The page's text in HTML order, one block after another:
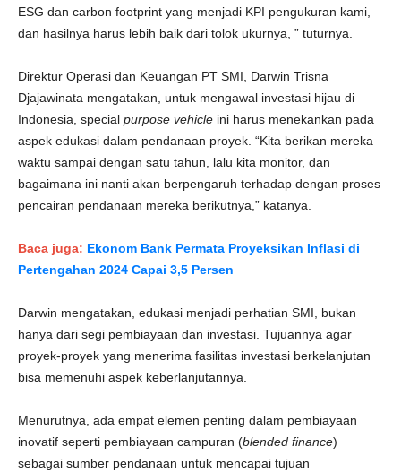
ESG dan carbon footprint yang menjadi KPI pengukuran kami,
dan hasilnya harus lebih baik dari tolok ukurnya, ” tuturnya.
Direktur Operasi dan Keuangan PT SMI, Darwin Trisna
Djajawinata mengatakan, untuk mengawal investasi hijau di
Indonesia, special purpose vehicle ini harus menekankan pada
aspek edukasi dalam pendanaan proyek. “Kita berikan mereka
waktu sampai dengan satu tahun, lalu kita monitor, dan
bagaimana ini nanti akan berpengaruh terhadap dengan proses
pencairan pendanaan mereka berikutnya,” katanya.
Baca juga: Ekonom Bank Permata Proyeksikan Inflasi di
Pertengahan 2024 Capai 3,5 Persen
Darwin mengatakan, edukasi menjadi perhatian SMI, bukan
hanya dari segi pembiayaan dan investasi. Tujuannya agar
proyek-proyek yang menerima fasilitas investasi berkelanjutan
bisa memenuhi aspek keberlanjutannya.
Menurutnya, ada empat elemen penting dalam pembiayaan
inovatif seperti pembiayaan campuran (blended finance)
sebagai sumber pendanaan untuk mencapai tujuan